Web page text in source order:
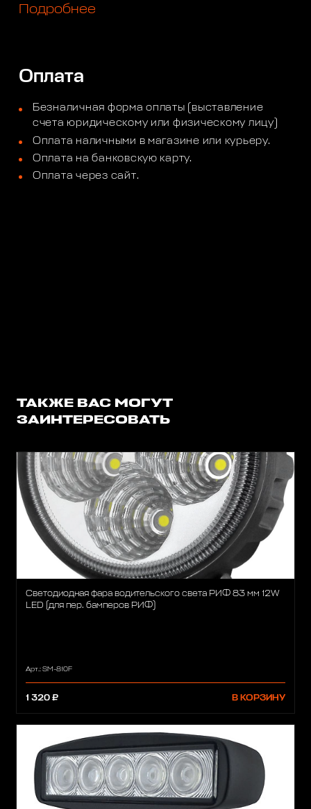
Подробнее
Оплата
Безналичная форма оплаты (выставление
счета юридическому или физическому лицу)
Оплата наличными в магазине или курьеру.
Оплата на банковскую карту.
Оплата через сайт.
ТАКЖЕ ВАС МОГУТ
ЗАИНТЕРЕСОВАТЬ
Светодиодная фара водительского света РИФ 83 мм 12W
LED (для пер. бамперов РИФ)
Арт.: SM-810F
1 320 ₽ В КОРЗИНУ